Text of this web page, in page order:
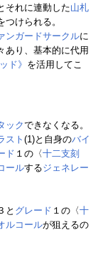
それに連動した山札
つけられる。
ンガードサークルに
あり、基本的に代用
ド》 を活用してこ
ックできなくなる。
スト(1)と自身のバイ
ド １の〈十二支刻
ールするジェネレー
と グレード １の〈十
ルコールが狙えるの